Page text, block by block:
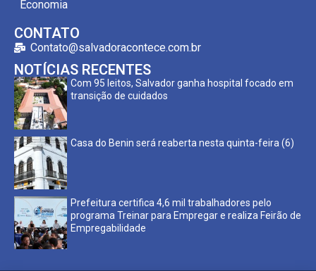
Economia
CONTATO
Contato@salvadoracontece.com.br
NOTÍCIAS RECENTES
Com 95 leitos, Salvador ganha hospital focado em
transição de cuidados
Casa do Benin será reaberta nesta quinta-feira (6)
Prefeitura certifica 4,6 mil trabalhadores pelo
programa Treinar para Empregar e realiza Feirão de
Empregabilidade